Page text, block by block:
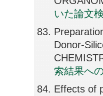
いた論文
Donor-
索結果へ
Effects of